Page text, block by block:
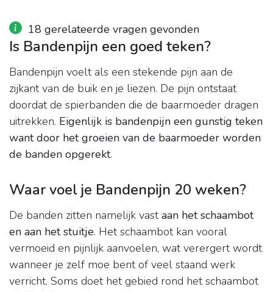
18 gerelateerde vragen gevonden
Is Bandenpijn een goed teken?
Bandenpijn voelt als een stekende pijn aan de
zijkant van de buik en je liezen. De pijn ontstaat
doordat de spierbanden die de baarmoeder dragen
uitrekken. Eigenlijk is bandenpijn een gunstig teken
want door het groeien van de baarmoeder worden
de banden opgerekt.
Waar voel je Bandenpijn 20 weken?
De banden zitten namelijk vastaan het schaambot
en aan het stuitje. Het schaambot kan vooral
vermoeid en pijnlijk aanvoelen, wat verergert wordt
wanneer je zelf moe bent of veel staand werk
verricht. Soms doet het gebied rond het schaambot